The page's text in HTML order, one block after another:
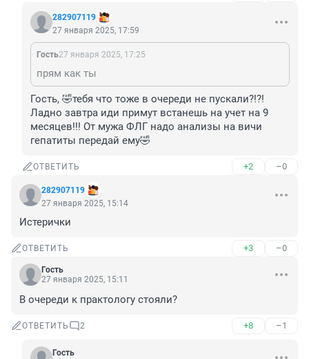
282907119
27 января 2025, 17:59
Гость27 января 2025, 17:25
прям как ты
Гость, 🤣тебя что тоже в очереди не пускали?!?!
Ладно завтра иди примут встанешь на учет на 9
месяцев!!! От мужа ФЛГ надо анализы на вичи
гепатиты передай ему🤣
ОТВЕТИТЬ +2 –0
282907119
27 января 2025, 15:14
Истерички
ОТВЕТИТЬ +3 –0
Гость
27 января 2025, 15:11
В очереди к практологу стояли?
ОТВЕТИТЬ 2 +8 –1
Гость